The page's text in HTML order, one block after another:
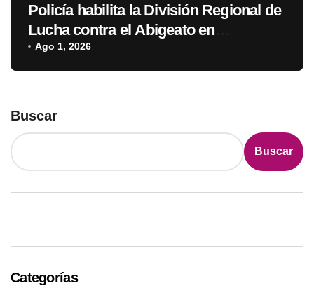
Policía habilita la División Regional de
Lucha contra el Abigeato en
Amambay
Ago 1, 2026
Buscar
Buscar
Categorías